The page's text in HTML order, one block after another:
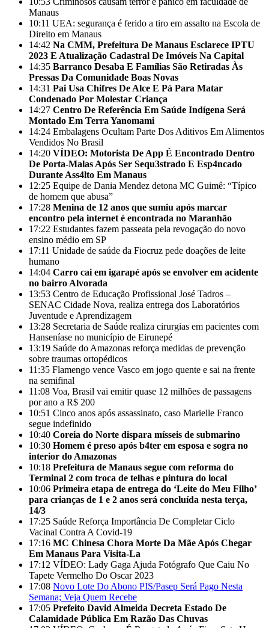
Manaus
10:11 UEA: segurança é ferido a tiro em assalto na Escola de
Direito em Manaus
14:42 Na CMM, Prefeitura De Manaus Esclarece IPTU
2023 E Atualização Cadastral De Imóveis Na Capital
14:35 Barranco Desaba E Famílias São Retiradas Às
Pressas Da Comunidade Boas Novas
14:31 Pai Usa Chifres De Alce E Pá Para Matar
Condenado Por Molestar Criança
14:27 Centro De Referência Em Saúde Indígena Será
Montado Em Terra Yanomami
14:24 Embalagens Ocultam Parte Dos Aditivos Em Alimentos
Vendidos No Brasil
14:20 VÍDEO: Motorista De App É Encontrado Dentro
De Porta-Malas Após Ser Sequ3strado E Esp4ncado
Durante Ass4lto Em Manaus
12:25 Equipe de Dania Mendez detona MC Guimê: “Típico
de homem que abusa”
17:28 Menina de 12 anos que sumiu após marcar
encontro pela internet é encontrada no Maranhão
17:22 Estudantes fazem passeata pela revogação do novo
ensino médio em SP
17:11 Unidade de saúde da Fiocruz pede doações de leite
humano
14:04 Carro cai em igarapé após se envolver em acidente
no bairro Alvorada
13:53 Centro de Educação Profissional José Tadros –
SENAC Cidade Nova, realiza entrega dos Laboratórios
Juventude e Aprendizagem
13:28 Secretaria de Saúde realiza cirurgias em pacientes com
Hanseníase no município de Eirunepé
13:19 Saúde do Amazonas reforça medidas de prevenção
sobre traumas ortopédicos
11:35 Flamengo vence Vasco em jogo quente e sai na frente
na semifinal
11:08 Voa, Brasil vai emitir quase 12 milhões de passagens
por ano a R$ 200
10:51 Cinco anos após assassinato, caso Marielle Franco
segue indefinido
10:40 Coreia do Norte dispara mísseis de submarino
10:30 Homem é preso após b4ter em esposa e sogra no
interior do Amazonas
10:18 Prefeitura de Manaus segue com reforma do
Terminal 2 com troca de telhas e pintura do local
10:06 Primeira etapa de entrega do ‘Leite do Meu Filho’
para crianças de 1 e 2 anos será concluída nesta terça,
14/3
17:25 Saúde Reforça Importância De Completar Ciclo
Vacinal Contra A Covid-19
17:16 MC Chinesa Chora Morte Da Mãe Após Chegar
Em Manaus Para Visita-La
17:12 VÍDEO: Lady Gaga Ajuda Fotógrafo Que Caiu No
Tapete Vermelho Do Oscar 2023
17:08 Novo Lote Do Abono PIS/Pasep Será Pago Nesta
Semana; Veja Quem Recebe
17:05 Prefeito David Almeida Decreta Estado De
Calamidade Pública Em Razão Das Chuvas